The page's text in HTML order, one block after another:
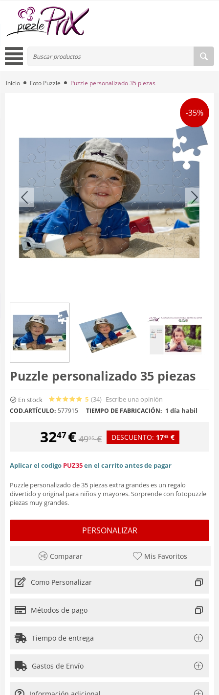
Inicio Foto Puzzle Puzzle personalizado 35 piezas
-35%
Puzzle personalizado 35 piezas
En stock 5 (34) Escribe una opinión
COD.ARTÍCULO: 577915 TIEMPO DE FABRICACIÓN: 1 día habil
3247€ 4995 € DESCUENTO: 1748 €
Aplicar el codigo PUZ35en el carrito antes de pagar
Puzzle personalizado de 35 piezas extra grandes es un regalo
divertido y original para niños y mayores. Sorprende con fotopuzzle
piezas muy grandes.
PERSONALIZAR
Comparar Mis Favoritos
Como Personalizar
Métodos de pago
Tiempo de entrega
Gastos de Envío